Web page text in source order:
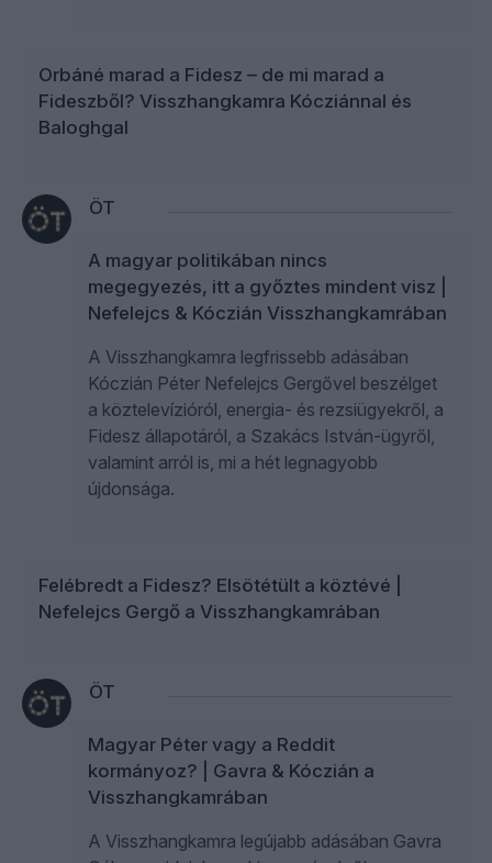
Orbáné marad a Fidesz – de mi marad a
Fideszből? Visszhangkamra Kócziánnal és
Baloghgal
ÖT
A magyar politikában nincs
megegyezés, itt a győztes mindent visz |
Nefelejcs & Kóczián Visszhangkamrában
A Visszhangkamra legfrissebb adásában
Kóczián Péter Nefelejcs Gergővel beszélget
a köztelevízióról, energia- és rezsiügyekről, a
Fidesz állapotáról, a Szakács István-ügyről,
valamint arról is, mi a hét legnagyobb
újdonsága.
Felébredt a Fidesz? Elsötétült a köztévé |
Nefelejcs Gergő a Visszhangkamrában
ÖT
Magyar Péter vagy a Reddit
kormányoz? | Gavra & Kóczián a
Visszhangkamrában
A Visszhangkamra legújabb adásában Gavra